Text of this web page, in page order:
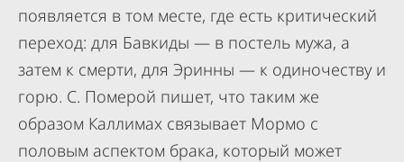
появляется в том месте, где есть критический
переход: для Бавкиды — в постель мужа, а
затем к смерти, для Эринны — к одиночеству и
горю. С. Померой пишет, что таким же
образом Каллимах связывает Мормо с
половым аспектом брака, который может